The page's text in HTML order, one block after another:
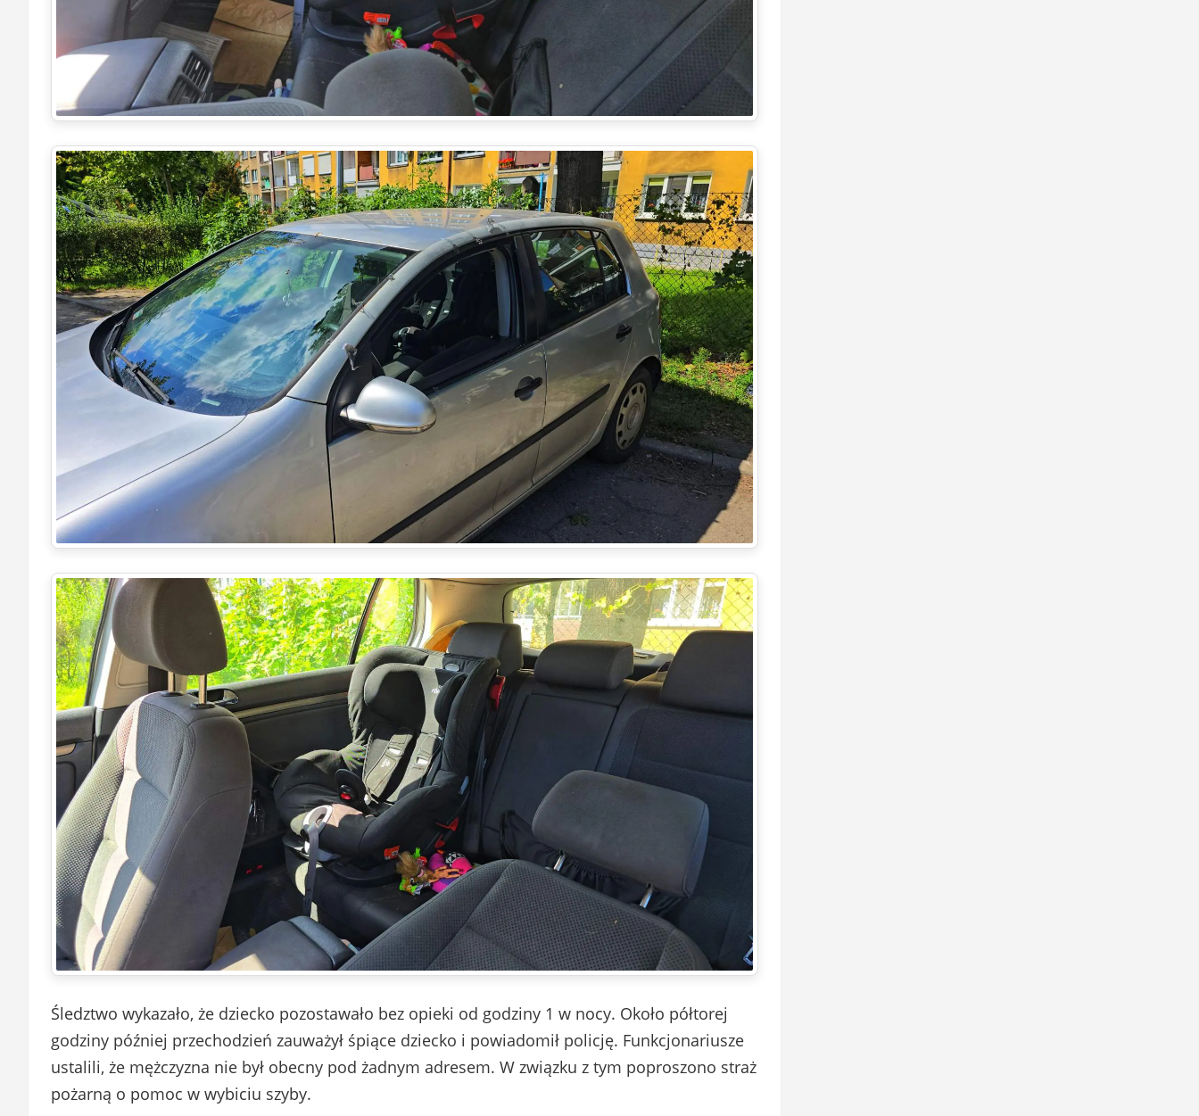
Śledztwo wykazało, że dziecko pozostawało bez opieki od godziny 1 w nocy. Około półtorej
godziny później przechodzień zauważył śpiące dziecko i powiadomił policję. Funkcjonariusze
ustalili, że mężczyzna nie był obecny pod żadnym adresem. W związku z tym poproszono straż
pożarną o pomoc w wybiciu szyby.